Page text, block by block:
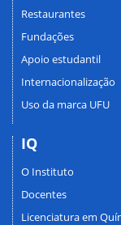
Restaurantes
Fundações
Apoio estudantil
Internacionalização
Uso da marca UFU
IQ
O Instituto
Docentes
Licenciatura em